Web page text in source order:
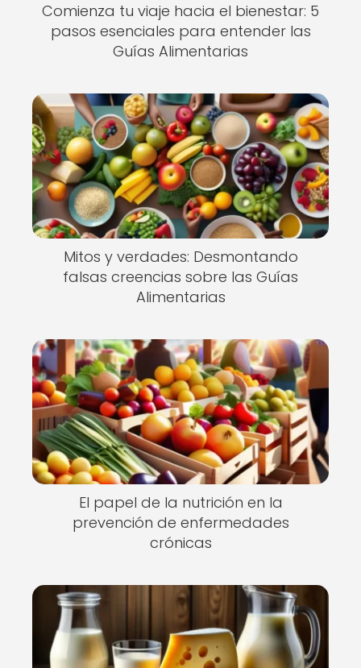
Comienza tu viaje hacia el bienestar: 5
pasos esenciales para entender las
Guías Alimentarias
Mitos y verdades: Desmontando
falsas creencias sobre las Guías
Alimentarias
El papel de la nutrición en la
prevención de enfermedades
crónicas